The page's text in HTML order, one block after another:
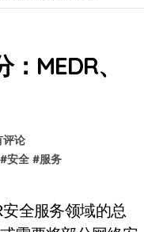
MEDR、
评论
#安全 #服务